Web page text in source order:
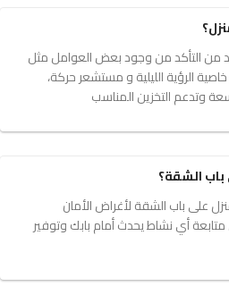
من التأكد من وجود بعض العوامل مثل
الرؤية الليلية و مستشعر حركة،
وتدعم التخزين المناسب
الشقة؟
على باب الشقة لأغراض الأمان
أي نشاط يحدث أمام بابك وتوفير